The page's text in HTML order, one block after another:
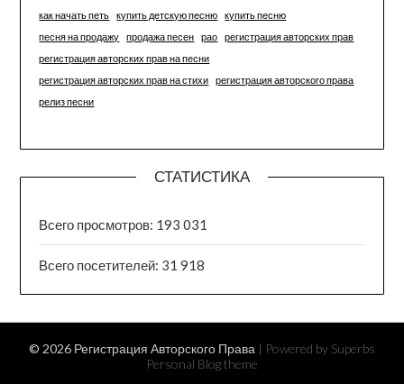
как начать петь
купить детскую песню
купить песню
песня на продажу
продажа песен рао
регистрация авторских прав
регистрация авторских прав на песни
регистрация авторских прав на стихи
регистрация авторского права
релиз песни
СТАТИСТИКА
Всего просмотров: 193 031
Всего посетителей: 31 918
© 2026 Регистрация Авторского Права | Powered by Superbs
Personal Blog theme